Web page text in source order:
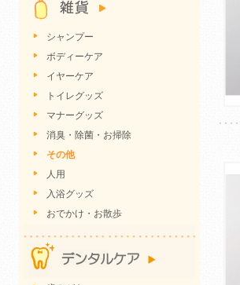
シャンプー
ボディーケア
イヤーケア
トイレグッズ
マナーグッズ
消臭・除菌・お掃除
その他
人用
入浴グッズ
おでかけ・お散歩